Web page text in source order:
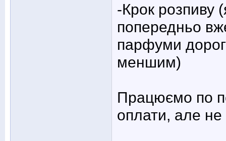
-Крок розпиву
попередньо
парфуми
меншим)
Працюємо по
оплати, але не